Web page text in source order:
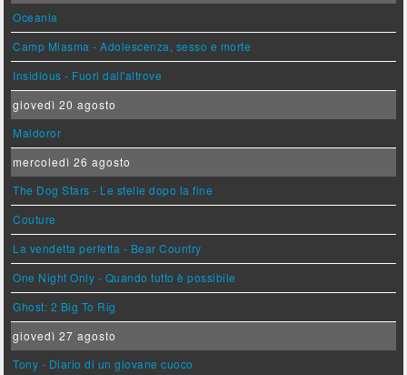
Oceania
Camp Miasma - Adolescenza, sesso e morte
Insidious - Fuori dall'altrove
giovedì 20 agosto
Maldoror
mercoledì 26 agosto
The Dog Stars - Le stelle dopo la fine
Couture
La vendetta perfetta - Bear Country
One Night Only - Quando tutto è possibile
Ghost: 2 Big To Rig
giovedì 27 agosto
Tony - Diario di un giovane cuoco